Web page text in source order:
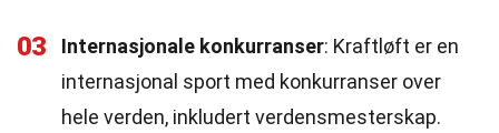
03 Internasjonale konkurranser: Kraftløft er en
internasjonal sport med konkurranser over
hele verden, inkludert verdensmesterskap.